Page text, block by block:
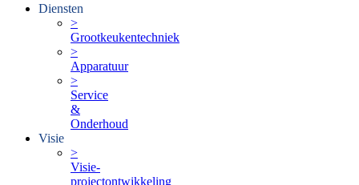
Diensten
>
Grootkeukentechniek
>
Apparatuur
>
Service
&
Onderhoud
Visie
>
Visie-
projectontwikkeling